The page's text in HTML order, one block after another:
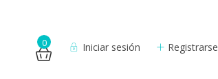
0 Iniciar sesión Registrarse